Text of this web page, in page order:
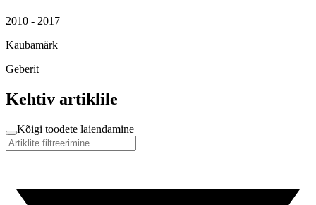
2010 - 2017
Kaubamärk
Geberit
Kehtiv artiklile
Kõigi toodete laiendamine